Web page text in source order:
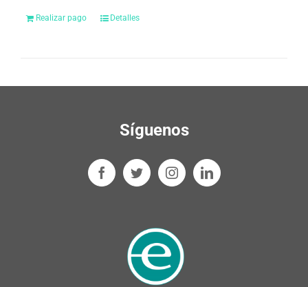
Realizar pago Detalles
Síguenos